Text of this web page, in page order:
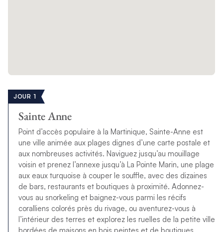
JOUR 1
Sainte Anne
Point d’accès populaire à la Martinique, Sainte-Anne est
une ville animée aux plages dignes d’une carte postale et
aux nombreuses activités. Naviguez jusqu’au mouillage
voisin et prenez l’annexe jusqu’à La Pointe Marin, une plage
aux eaux turquoise à couper le souffle, avec des dizaines
de bars, restaurants et boutiques à proximité. Adonnez-
vous au snorkeling et baignez-vous parmi les récifs
coralliens colorés près du rivage, ou aventurez-vous à
l’intérieur des terres et explorez les ruelles de la petite ville